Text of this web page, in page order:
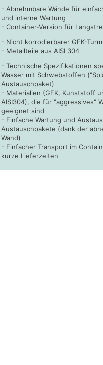
- Abnehmbare Wände für
und interne Wartung
- Container-Version für
- Nicht korrodierbarer GFK-
- Metallteile aus AISI 304
- Technische Spezifikationen
Wasser mit Schwebstoffen
Austauschpaket)
- Materialien (GFK, Kunststoff
AISI304), die für "aggressives"
geeignet sind
- Einfache Wartung und
Austauschpakete (dank der
Wand)
- Einfacher Transport im
kurze Lieferzeiten